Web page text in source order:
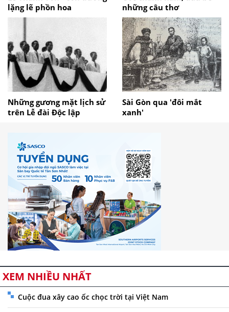
lặng lẽ phồn hoa
những câu thơ
Những gương mặt lịch sử
trên Lễ đài Độc lập
Sài Gòn qua 'đôi mắt
xanh'
XEM NHIỀU NHẤT
Cuộc đua xây cao ốc chọc trời tại Việt Nam